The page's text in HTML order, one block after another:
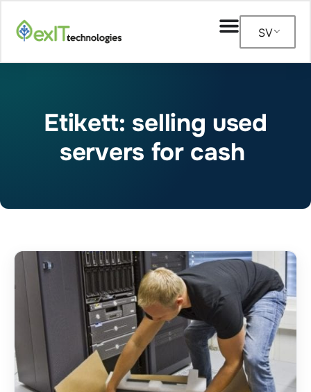
SV
Etikett: selling used
servers for cash